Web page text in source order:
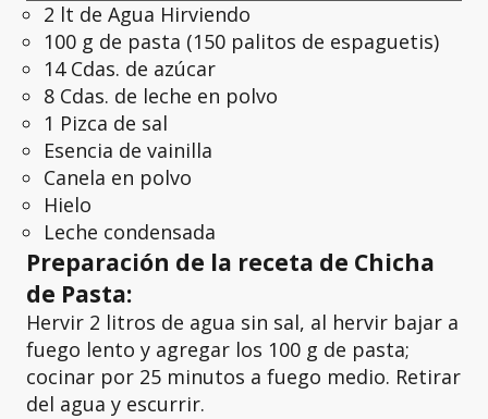
2 lt de Agua Hirviendo
100 g de pasta (150 palitos de espaguetis)
14 Cdas. de azúcar
8 Cdas. de leche en polvo
1 Pizca de sal
Esencia de vainilla
Canela en polvo
Hielo
Leche condensada
Preparación de la receta de Chicha
de Pasta:
Hervir 2 litros de agua sin sal, al hervir bajar a
fuego lento y agregar los 100 g de pasta;
cocinar por 25 minutos a fuego medio. Retirar
del agua y escurrir.